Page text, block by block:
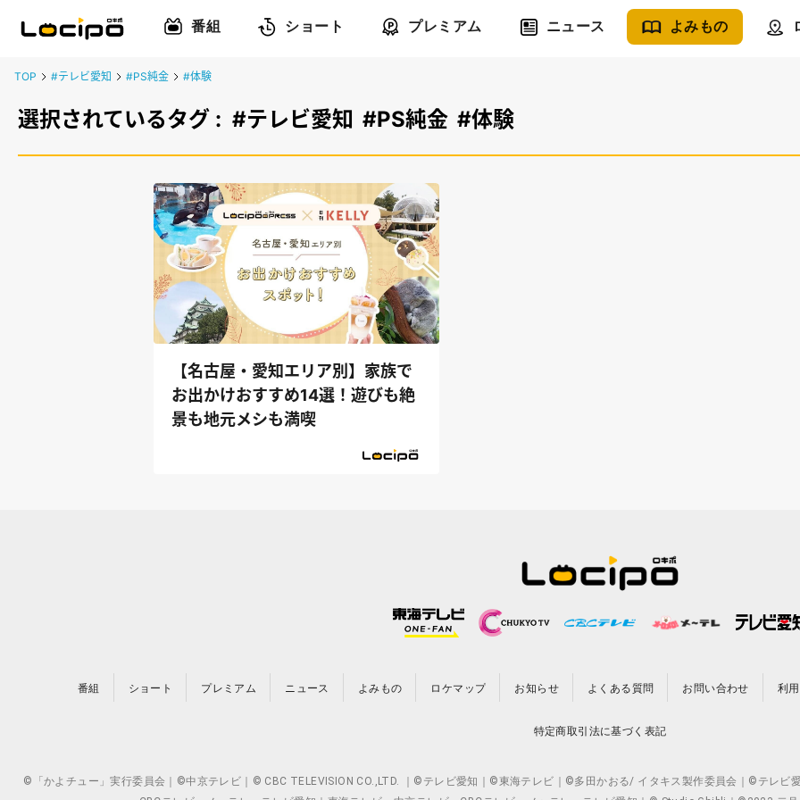
番組 ショート プレミアム ニュース よみもの
TOP #テレビ愛知 #PS純金 #体験
選択されているタグ : #テレビ愛知 #PS純金 #体験
【名古屋・愛知エリア別】家族で
お出かけおすすめ14選！遊びも絶
景も地元メシも満喫
番組 ショート プレミアム ニュース よみもの ロケマップ お知らせ よくある質問 お問い合わせ 利
特定商取引法に基づく表記
©「かよチュー」実行委員会｜©中京テレビ｜© CBC TELEVISION CO.,LTD. ｜©テレビ愛知｜©東海テレビ｜©多田かおる/ イタキス製作委員会｜©テレビ